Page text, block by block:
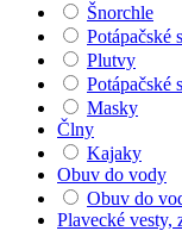
Šnorchle
Potápačské
Plutvy
Potápačské
Masky
Člny
Kajaky
Obuv do vody
Obuv do
Plavecké vesty,